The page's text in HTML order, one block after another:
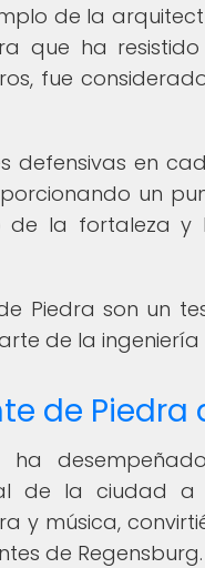
de la
que ha
fue
defensivas en
un
de la fortaleza
Piedra son un
de la ingeniería
de Piedra
ha
de la ciudad
y música,
de Regensburg.